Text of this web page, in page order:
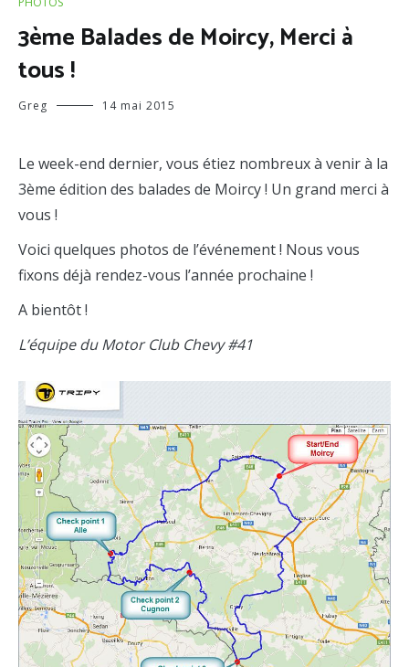
3ème Balades de Moircy, Merci à
tous !
Greg 14 mai 2015
Le week-end dernier, vous étiez nombreux à venir à la
3ème édition des balades de Moircy ! Un grand merci à
vous !
Voici quelques photos de l’événement ! Nous vous
fixons déjà rendez-vous l’année prochaine !
A bientôt !
L’équipe du Motor Club Chevy #41